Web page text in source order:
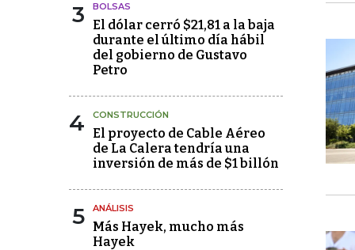
3 BOLSAS
El dólar cerró $21,81 a la baja
durante el último día hábil
del gobierno de Gustavo
Petro
4 CONSTRUCCIÓN
El proyecto de Cable Aéreo
de La Calera tendría una
inversión de más de $1 billón
5 ANÁLISIS
Más Hayek, mucho más
Hayek